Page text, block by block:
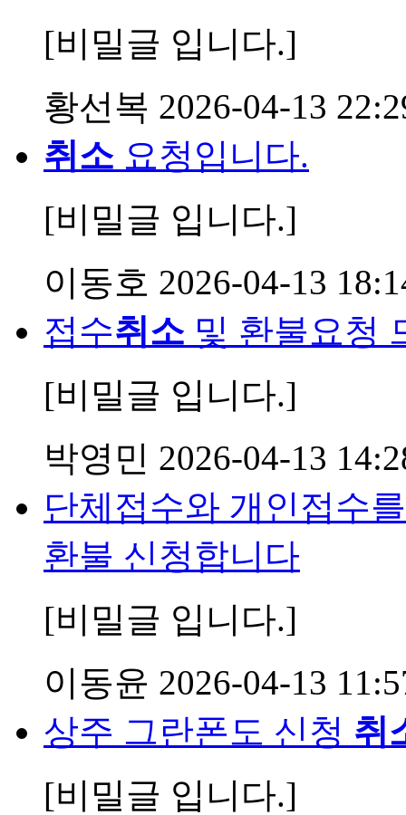
[비밀글 입니다.]
황선복 2026-04-13
취소 요청입니다.
[비밀글 입니다.]
이동호 2026-04-13
접수취소 및 환불요청
[비밀글 입니다.]
박영민 2026-04-13
단체접수와 개인접수
환불 신청합니다
[비밀글 입니다.]
이동윤 2026-04-13
상주 그란폰도 신청 취
[비밀글 입니다.]